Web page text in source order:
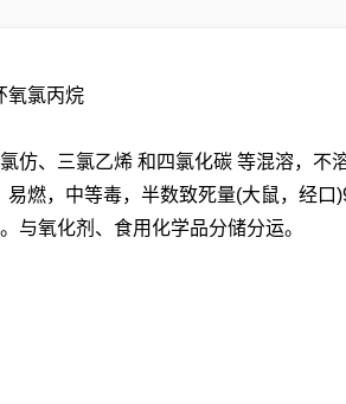
氧氯丙烷
仿、 三氯乙烯 和 四氯化碳 等混溶，不
，中等毒，半数致死量(大鼠，经口
与氧化剂、食用化学品分储分运。